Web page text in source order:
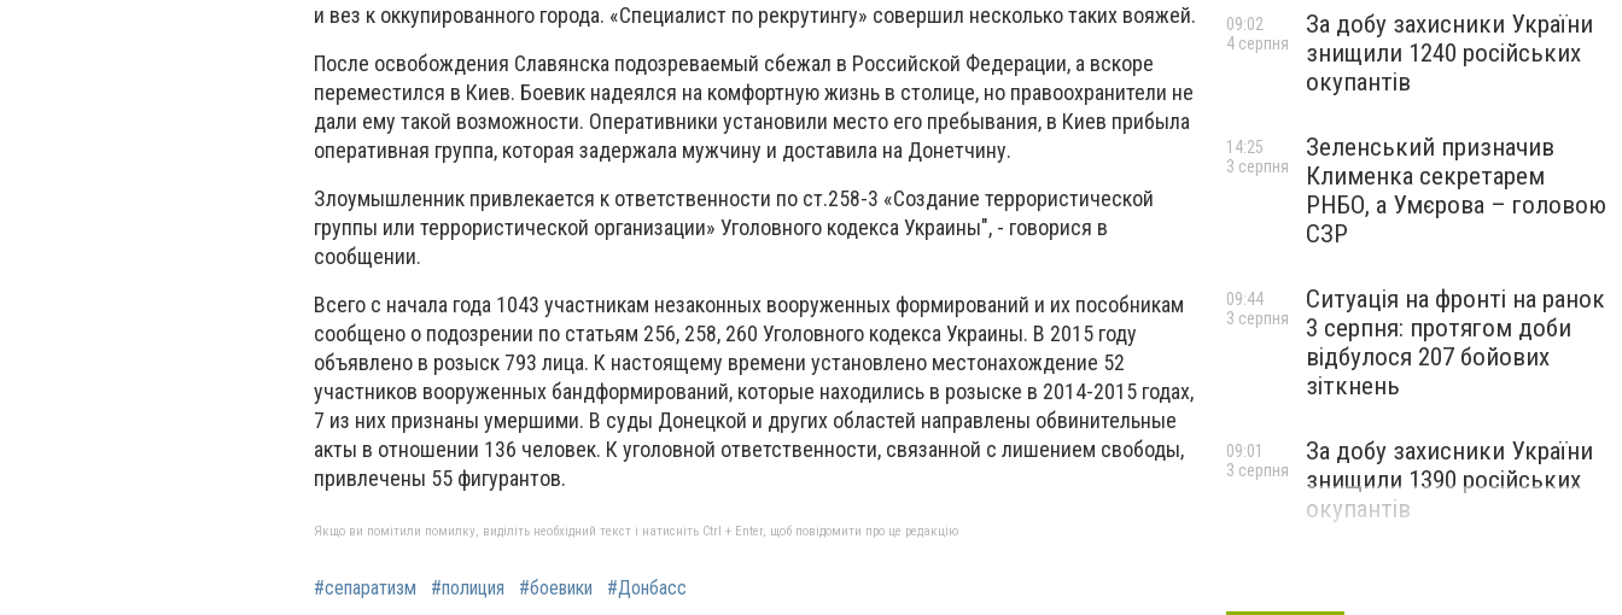
и вез к оккупированного города. «Специалист по рекрутингу» совершил несколько таких вояжей.
После освобождения Славянска подозреваемый сбежал в Российской Федерации, а вскоре
переместился в Киев. Боевик надеялся на комфортную жизнь в столице, но правоохранители не
дали ему такой возможности. Оперативники установили место его пребывания, в Киев прибыла
оперативная группа, которая задержала мужчину и доставила на Донетчину.
Злоумышленник привлекается к ответственности по ст.258-3 «Создание террористической
группы или террористической организации» Уголовного кодекса Украины", - говорися в
сообщении.
Всего с начала года 1043 участникам незаконных вооруженных формирований и их пособникам
сообщено о подозрении по статьям 256, 258, 260 Уголовного кодекса Украины. В 2015 году
объявлено в розыск 793 лица. К настоящему времени установлено местонахождение 52
участников вооруженных бандформирований, которые находились в розыске в 2014-2015 годах,
7 из них признаны умершими. В суды Донецкой и других областей направлены обвинительные
акты в отношении 136 человек. К уголовной ответственности, связанной с лишением свободы,
привлечены 55 фигурантов.
Якщо ви помітили помилку, виділіть необхідний текст і натисніть Ctrl + Enter, щоб повідомити про це редакцію
#сепаратизм #полиция #боевики #Донбасс
За добу захисники України
знищили 1240 російських
окупантів
09:02
4 серпня
Зеленський призначив
Клименка секретарем
РНБО, а Умєрова – головою
СЗР
14:25
3 серпня
Ситуація на фронті на ранок
3 серпня: протягом доби
відбулося 207 бойових
зіткнень
09:44
3 серпня
За добу захисники України
знищили 1390 російських
окупантів
09:01
3 серпня